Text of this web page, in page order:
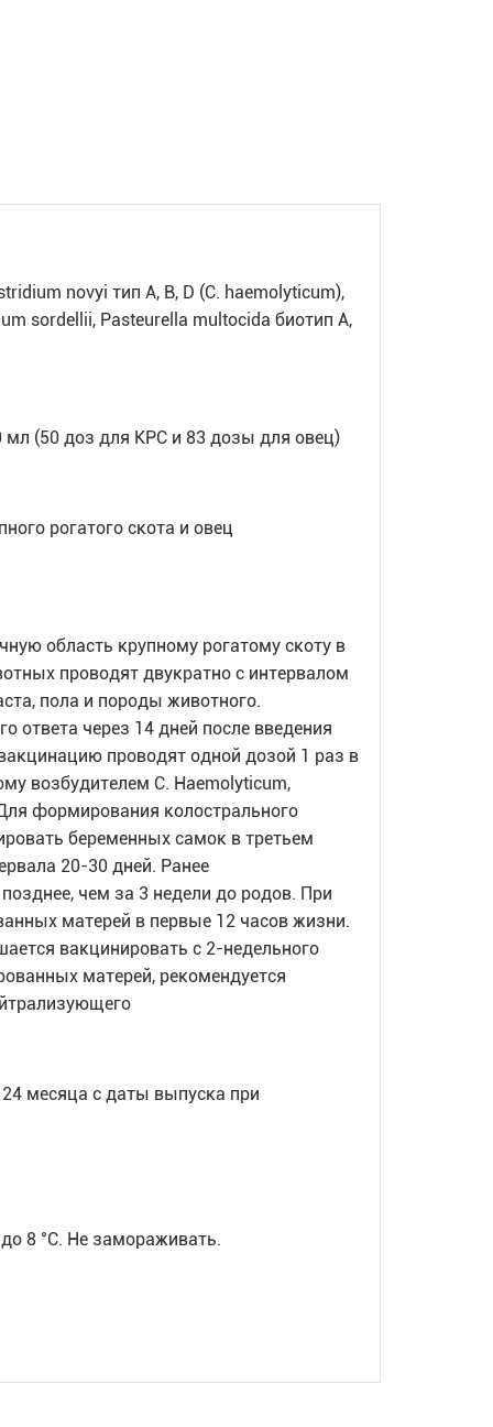
novyi тип A, B, D (C. haemolyticum),
sordellii, Pasteurella multocida биотип A,
(50 доз для КРС и 83 дозы для овец)
рогатого скота и овец
область крупному рогатому скоту в
проводят двукратно с интервалом
пола и породы животного.
ответа через 14 дней после введения
проводят одной дозой 1 раз в
возбудителем C. Haemolyticum,
формирования колострального
беременных самок в третьем
20-30 дней. Ранее
чем за 3 недели до родов. При
матерей в первые 12 часов жизни.
вакцинировать с 2-недельного
матерей, рекомендуется
месяца с даты выпуска при
8 °С. Не замораживать.